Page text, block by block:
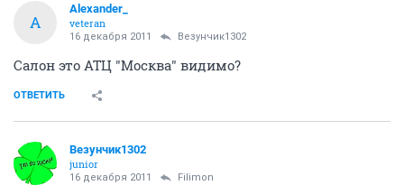
A
Alexander_
veteran
16 декабря 2011 Везунчик1302
Салон это АТЦ "Москва" видимо?
ОТВЕТИТЬ
Везунчик1302
junior
16 декабря 2011 Filimon